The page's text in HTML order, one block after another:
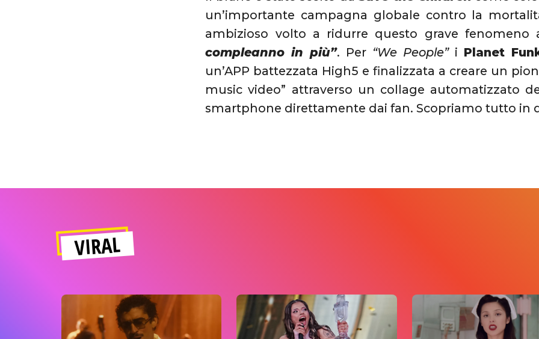
un’importante campagna globale contro la
ambizioso volto a ridurre questo grave fenomeno
compleanno in più”. Per “We People”i Planet
un’APP battezzata High5 e finalizzata a creare un
music video” attraverso un collage automatizzato
smartphone direttamente dai fan. Scopriamo tutto in
VIRAL